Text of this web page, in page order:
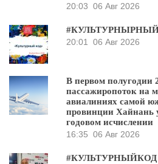
20:03 06 Авг 2026
20:01
06 Авг 2026
В первом полугодии
пассажиропоток на
авиалиниях самой
провинции Хайнань
годовом исчислении
16:35 06 Авг 2026
#КУЛЬТУРНЫЙКОД